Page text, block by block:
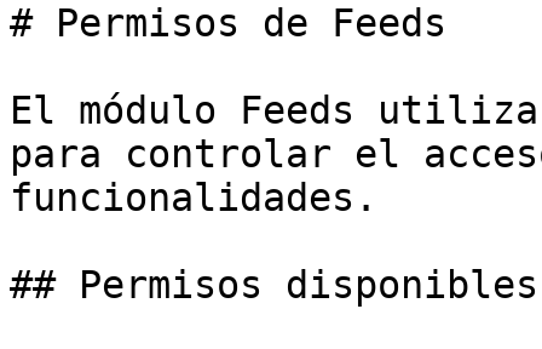
# Permisos de Feeds
El módulo Feeds
para controlar el
funcionalidades.
## Permisos disponibles